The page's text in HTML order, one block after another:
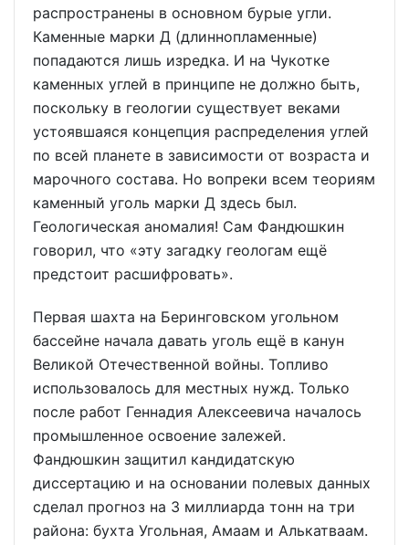
распространены в основном бурые угли.
Каменные марки Д (длиннопламенные)
попадаются лишь изредка. И на Чукотке
каменных углей в принципе не должно быть,
поскольку в геологии существует веками
устоявшаяся концепция распределения углей
по всей планете в зависимости от возраста и
марочного состава. Но вопреки всем теориям
каменный уголь марки Д здесь был.
Геологическая аномалия! Сам Фандюшкин
говорил, что «эту загадку геологам ещё
предстоит расшифровать».
Первая шахта на Беринговском угольном
бассейне начала давать уголь ещё в канун
Великой Отечественной войны. Топливо
использовалось для местных нужд. Только
после работ Геннадия Алексеевича началось
промышленное освоение залежей.
Фандюшкин защитил кандидатскую
диссертацию и на основании полевых данных
сделал прогноз на 3 миллиарда тонн на три
района: бухта Угольная, Амаам и Алькатваам.